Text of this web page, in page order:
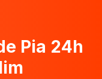
Pia 24h